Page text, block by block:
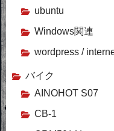
ubuntu
Windows関連
wordpress /
バイク
AINOHOT S07
CB-1